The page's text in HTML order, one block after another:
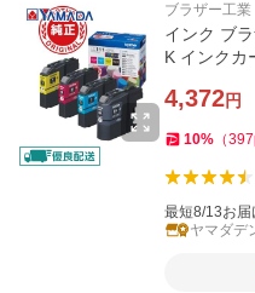
ブラザー工業
インク ブ
K インクカ
4,372円
10% （397
最短8/13お届
ヤマダデ